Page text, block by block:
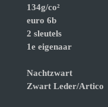
134g/co²
euro 6b
2 sleutels
1e eigenaar
Nachtzwart
Zwart Leder/Artico